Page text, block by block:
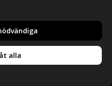
AB.
by Easyweb
alla